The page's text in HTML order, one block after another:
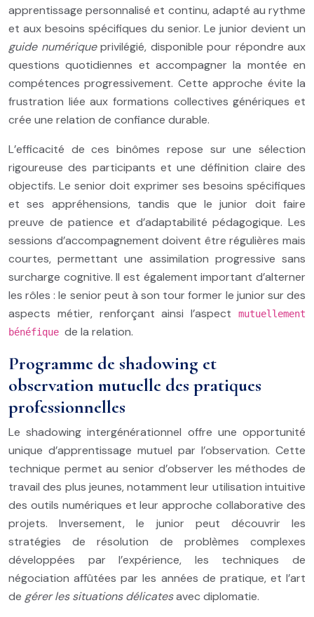
apprentissage personnalisé et continu, adapté au rythme
et aux besoins spécifiques du senior. Le junior devient un
guide numériqueprivilégié, disponible pour répondre aux
questions quotidiennes et accompagner la montée en
compétences progressivement. Cette approche évite la
frustration liée aux formations collectives génériques et
crée une relation de confiance durable.
L’efficacité de ces binômes repose sur une sélection
rigoureuse des participants et une définition claire des
objectifs. Le senior doit exprimer ses besoins spécifiques
et ses appréhensions, tandis que le junior doit faire
preuve de patience et d’adaptabilité pédagogique. Les
sessions d’accompagnement doivent être régulières mais
courtes, permettant une assimilation progressive sans
surcharge cognitive. Il est également important d’alterner
les rôles : le senior peut à son tour former le junior sur des
aspects métier, renforçant ainsi l’aspect
mutuellement
bénéfique de la relation.
Programme de shadowing et
observation mutuelle des pratiques
professionnelles
Le shadowing intergénérationnel offre une opportunité
unique d’apprentissage mutuel par l’observation. Cette
technique permet au senior d’observer les méthodes de
travail des plus jeunes, notamment leur utilisation intuitive
des outils numériques et leur approche collaborative des
projets. Inversement, le junior peut découvrir les
stratégies de résolution de problèmes complexes
développées par l’expérience, les techniques de
négociation affûtées par les années de pratique, et l’art
de gérer les situations délicatesavec diplomatie.